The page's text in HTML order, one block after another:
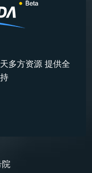
多方资源 提供全
院